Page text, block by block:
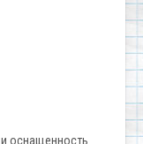
оснащенность